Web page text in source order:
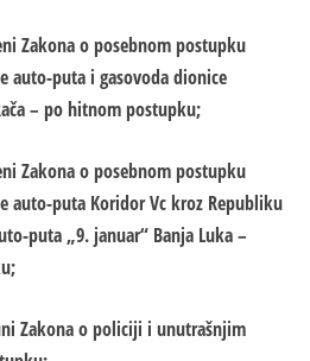
Zakona o posebnom postupku
auto-puta i gasovoda dionice
– po hitnom postupku;
Zakona o posebnom postupku
auto-puta Koridor Vc kroz Republiku
puta „9. januar“ Banja Luka –
Zakona o policiji i unutrašnjim